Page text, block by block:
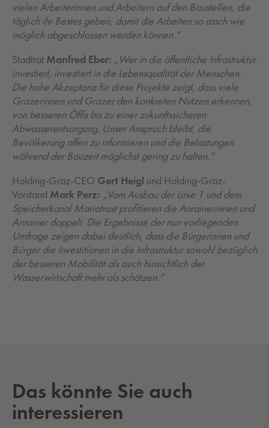
vielen Arbeiterinnen und Arbeitern auf den Baustellen, die
täglich ihr Bestes geben, damit die Arbeiten so rasch wie
möglich abgeschlossen werden können.“
Stadtrat Manfred Eber: „Wer in die öffentliche Infrastruktur
investiert, investiert in die Lebensqualität der Menschen.
Die hohe Akzeptanz für diese Projekte zeigt, dass viele
Grazerinnen und Grazer den konkreten Nutzen erkennen,
von besseren Öffis bis zu einer zukunftssicheren
Abwasserentsorgung. Unser Anspruch bleibt, die
Bevölkerung offen zu informieren und die Belastungen
während der Bauzeit möglichst gering zu halten.“
Holding-Graz-CEO Gert Heigl und Holding-Graz-
Vorstand Mark Perz: „Vom Ausbau der Linie 1 und dem
Speicherkanal Mariatrost profitieren die Anrainerinnen und
Anrainer doppelt. Die Ergebnisse der nun vorliegenden
Umfrage zeigen dabei deutlich, dass die Bürgerinnen und
Bürger die Investitionen in die Infrastruktur sowohl bezüglich
der besseren Mobilität als auch hinsichtlich der
Wasserwirtschaft mehr als schätzen.“
Das könnte Sie auch
interessieren